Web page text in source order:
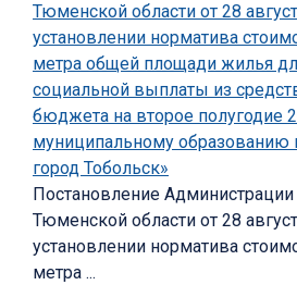
Тюменской области от 28
установлении норматива
метра общей площади жилья
социальной выплаты из
бюджета на второе полугодие
муниципальному образованию
город Тобольск»
Постановление Администрации
Тюменской области от 28
установлении норматива
метра ...